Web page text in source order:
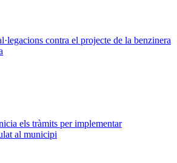
contra el projecte de la benzinera
els tràmits per implementar
al municipi